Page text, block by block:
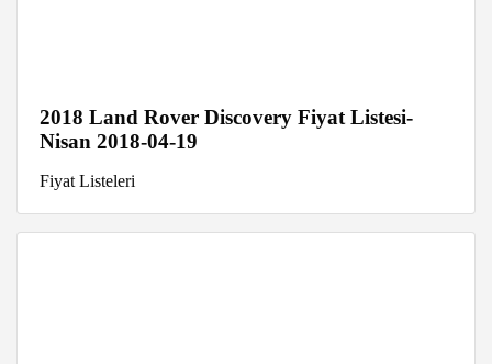
2018 Land Rover Discovery Fiyat Listesi-
Nisan 2018-04-19
Fiyat Listeleri